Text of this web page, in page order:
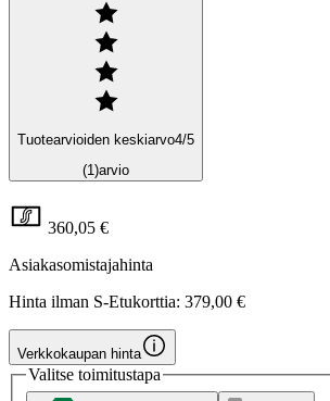
Tuotearvioiden keskiarvo4/5
(1)arvio
360,05 €
Asiakasomistajahinta
Hinta ilman S-Etukorttia: 379,00 €
Verkkokaupan hinta
Valitse toimitustapa